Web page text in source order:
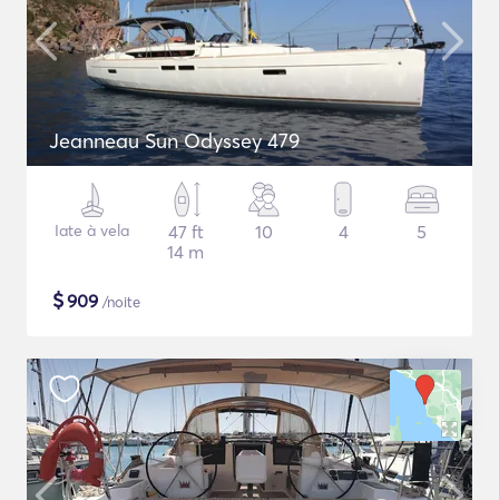
Jeanneau Sun Odyssey 479
Iate à vela
47 ft
14 m
10 4 5
$909 /noite